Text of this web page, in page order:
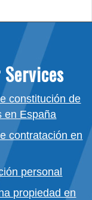
constitución de
en España
contratación en
personal
propiedad en